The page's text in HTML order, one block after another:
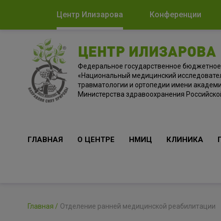
Центр Илизарова Конференции
ЦЕНТР ИЛИЗАРОВА
Федеральное государственное
«Национальный медицинский
травматологии и ортопедии имени
Министерства здравоохранения
ГЛАВНАЯ О ЦЕНТРЕ НМИЦ КЛИНИКА
Главная Отделение ранней медицинской реабилитации